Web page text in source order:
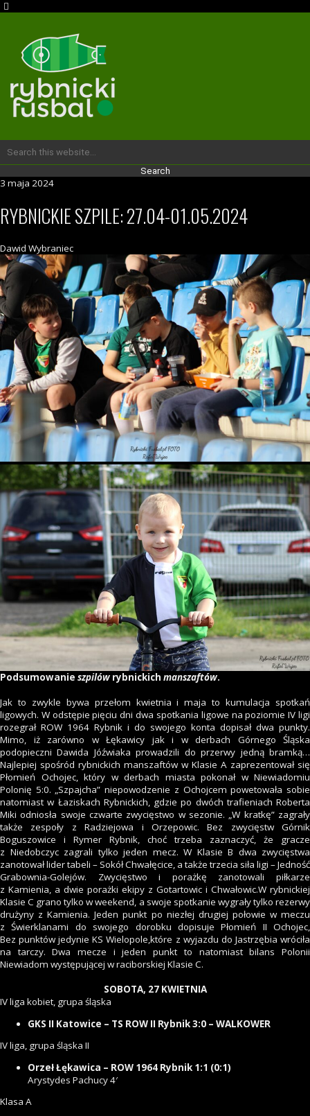
3 maja 2024
RYBNICKIE SZPILE: 27.04-01.05.2024
Dawid Wybraniec
Podsumowanie szpilów rybnickich manszaftów.
Jak to zwykle bywa przełom kwietnia i maja to kumulacja spotkań
ligowych. W odstępie pięciu dni dwa spotkania ligowe na poziomie IV ligi
rozegrał ROW 1964 Rybnik i do swojego konta dopisał dwa punkty.
Mimo, iż zarówno w Łękawicy jak i w derbach Górnego Śląska
podopieczni Dawida Jóźwiaka prowadzili do przerwy jedną bramką…
Najlepiej spośród rybnickich manszaftów w Klasie A zaprezentował się
Płomień Ochojec, który w derbach miasta pokonał w Niewiadomiu
Polonię 5:0. „Szpajcha” niepowodzenie z Ochojcem powetowała sobie
natomiast w Łaziskach Rybnickich, gdzie po dwóch trafieniach Roberta
Miki odniosła swoje czwarte zwycięstwo w sezonie. „W kratkę” zagrały
także zespoły z Radziejowa i Orzepowic. Bez zwycięstw Górnik
Boguszowice i Rymer Rybnik, choć trzeba zaznaczyć, że gracze
z Niedobczyc zagrali tylko jeden mecz. W Klasie B dwa zwycięstwa
zanotował lider tabeli – Sokół Chwałęcice, a także trzecia siła ligi – Jedność
Grabownia-Golejów. Zwycięstwo i porażkę zanotowali piłkarze
z Kamienia, a dwie porażki ekipy z Gotartowic i Chwałowic.W rybnickiej
Klasie C grano tylko w weekend, a swoje spotkanie wygrały tylko rezerwy
drużyny z Kamienia. Jeden punkt po niezłej drugiej połowie w meczu
z Świerklanami do swojego dorobku dopisuje Płomień II Ochojec,
Bez punktów jedynie KS Wielopole,które z wyjazdu do Jastrzębia wróciła
na tarczy. Dwa mecze i jeden punkt to natomiast bilans Polonii
Niewiadom występującej w raciborskiej Klasie C.
SOBOTA, 27 KWIETNIA
IV liga kobiet, grupa śląska
GKS II Katowice – TS ROW II Rybnik 3:0 – WALKOWER
IV liga, grupa śląska II
Orzeł Łękawica – ROW 1964 Rybnik 1:1 (0:1)
Arystydes Pachucy 4′
Klasa A